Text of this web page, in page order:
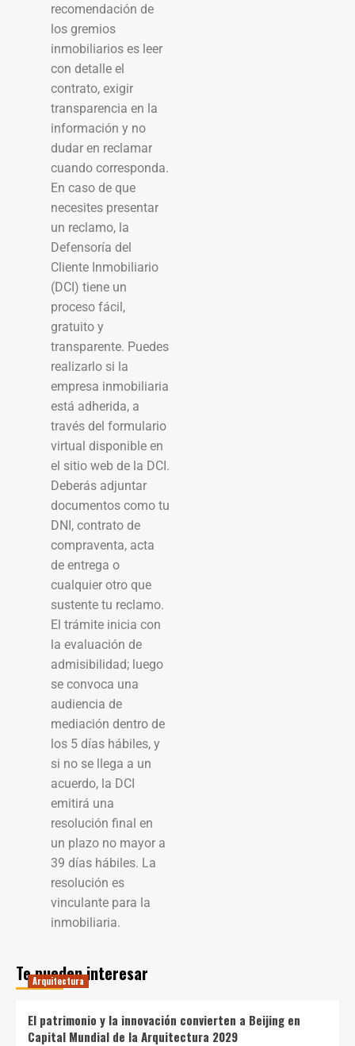
recomendación de
los gremios
inmobiliarios es leer
con detalle el
contrato, exigir
transparencia en la
información y no
dudar en reclamar
cuando corresponda.
En caso de que
necesites presentar
un reclamo, la
Defensoría del
Cliente Inmobiliario
(DCI) tiene un
proceso fácil,
gratuito y
transparente. Puedes
realizarlo si la
empresa inmobiliaria
está adherida, a
través del formulario
virtual disponible en
el sitio web de la DCI.
Deberás adjuntar
documentos como tu
DNI, contrato de
compraventa, acta
de entrega o
cualquier otro que
sustente tu reclamo.
El trámite inicia con
la evaluación de
admisibilidad; luego
se convoca una
audiencia de
mediación dentro de
los 5 días hábiles, y
si no se llega a un
acuerdo, la DCI
emitirá una
resolución final en
un plazo no mayor a
39 días hábiles. La
resolución es
vinculante para la
inmobiliaria.
Te pueden interesar
Arquitectura
El patrimonio y la innovación convierten a Beijing en
Capital Mundial de la Arquitectura 2029